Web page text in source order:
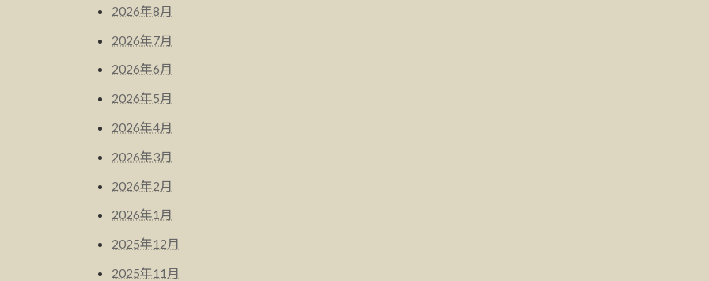
2026年8月
2026年7月
2026年6月
2026年5月
2026年4月
2026年3月
2026年2月
2026年1月
2025年12月
2025年11月